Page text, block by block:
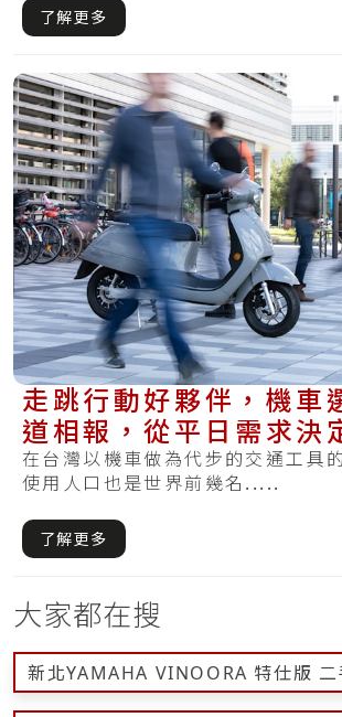
了解更多
走跳行動好夥伴，機車
道相報，從平日需求決
與預算考量
在台灣以機車做為代步的交通工具
使用人口也是世界前幾名.....
了解更多
大家都在搜
新北YAMAHA VINOORA 特仕版 二